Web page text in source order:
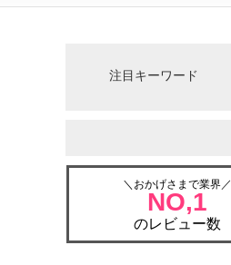
注目キーワード
＼おかげさまで業界／
NO,1
のレビュー数